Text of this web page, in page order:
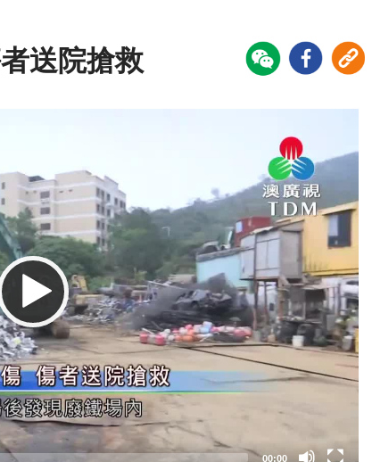
送院搶救
00:00